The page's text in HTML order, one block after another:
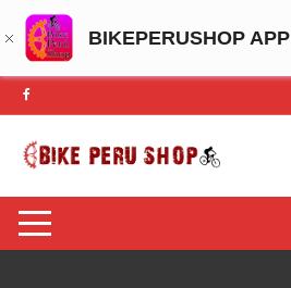
BIKEPERUSHOP APP
Saltar
al
contenido